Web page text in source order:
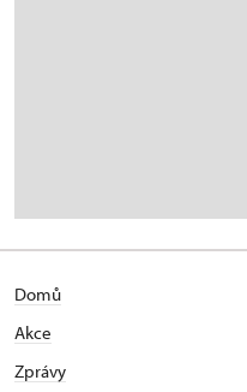
Domů
Akce
Zprávy